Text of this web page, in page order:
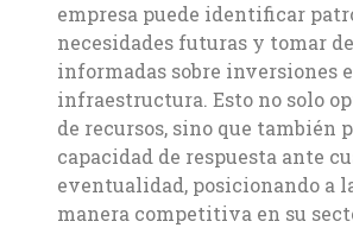
empresa puede identificar
necesidades futuras y tomar
informadas sobre inversiones
infraestructura. Esto no solo
de recursos, sino que también
capacidad de respuesta ante
eventualidad, posicionando a
manera competitiva en su